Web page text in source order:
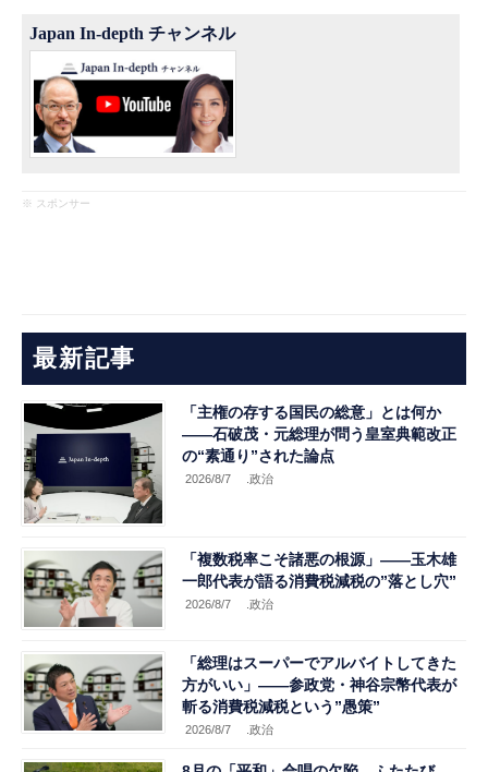
Japan In-depth チャンネル
※ スポンサー
最新記事
「主権の存する国民の総意」とは何か
――石破茂・元総理が問う皇室典範改正
の“素通り”された論点
2026/8/7 .政治
「複数税率こそ諸悪の根源」――玉木雄
一郎代表が語る消費税減税の”落とし穴”
2026/8/7 .政治
「総理はスーパーでアルバイトしてきた
方がいい」――参政党・神谷宗幣代表が
斬る消費税減税という”愚策”
2026/8/7 .政治